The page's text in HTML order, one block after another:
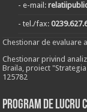
- e-mail:
- tel./fax:
Chestionar de evaluare
Chestionar privind
Braila, proiect
125782
Program de lucru